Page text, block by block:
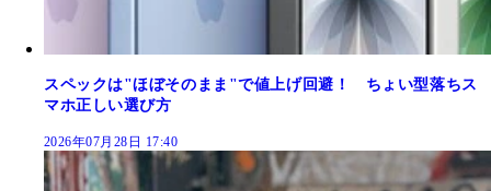
スペックは"ほぼそのまま"で値上げ回避！ ちょい型落ちス
マホ正しい選び方
2026年07月28日 17:40